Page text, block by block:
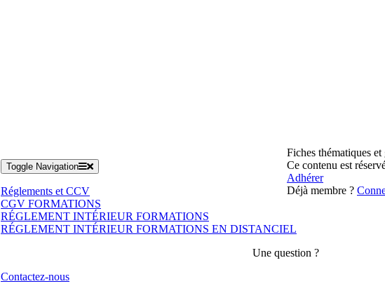
Fiches thématiques et
Ce contenu est
Adhérer
Déjà membre ?
Toggle Navigation
Réglements et CCV
CGV FORMATIONS
RÉGLEMENT INTÉRIEUR FORMATIONS
RÉGLEMENT INTÉRIEUR FORMATIONS EN DISTANCIEL
Une question ?
Contactez-nous